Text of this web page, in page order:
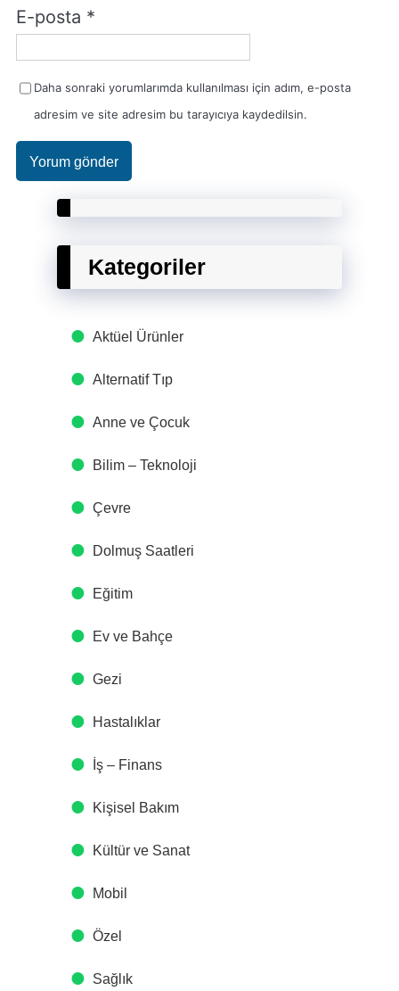
E-posta *
Daha sonraki yorumlarımda kullanılması için adım, e-posta
adresim ve site adresim bu tarayıcıya kaydedilsin.
Kategoriler
Aktüel Ürünler
Alternatif Tıp
Anne ve Çocuk
Bilim – Teknoloji
Çevre
Dolmuş Saatleri
Eğitim
Ev ve Bahçe
Gezi
Hastalıklar
İş – Finans
Kişisel Bakım
Kültür ve Sanat
Mobil
Özel
Sağlık